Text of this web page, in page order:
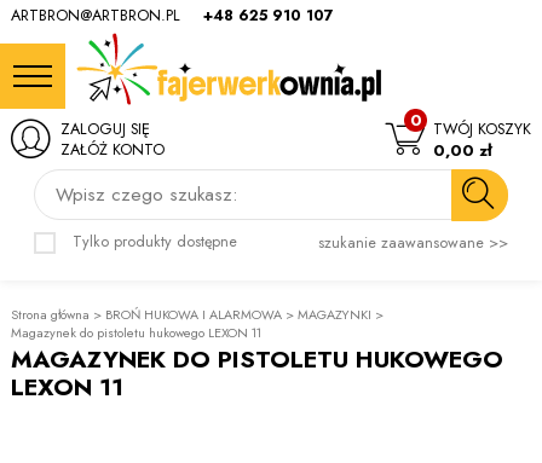
ARTBRON@ARTBRON.PL +48 625 910 107
Wpisz czego szukasz:
Tylko produkty dostępne szukanie zaawansowane >>
ZALOGUJ SIĘ
ZAŁÓŻ KONTO
TWÓJ KOSZYK
0
0,00 zł
Strona główna > BROŃ HUKOWA I ALARMOWA >MAGAZYNKI >
Magazynek do pistoletu hukowego LEXON 11
MAGAZYNEK DO PISTOLETU HUKOWEGO
LEXON 11